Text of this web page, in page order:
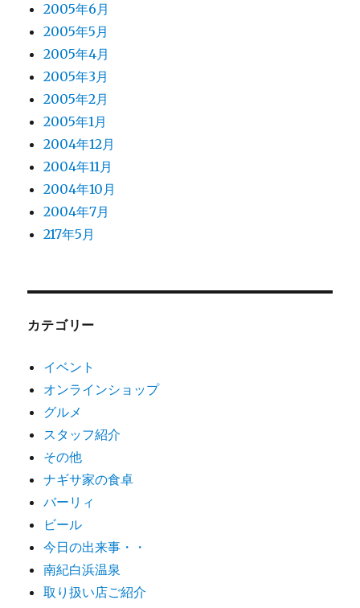
2005年6月
2005年5月
2005年4月
2005年3月
2005年2月
2005年1月
2004年12月
2004年11月
2004年10月
2004年7月
217年5月
カテゴリー
イベント
オンラインショップ
グルメ
スタッフ紹介
その他
ナギサ家の食卓
バーリィ
ビール
今日の出来事・・
南紀白浜温泉
取り扱い店ご紹介